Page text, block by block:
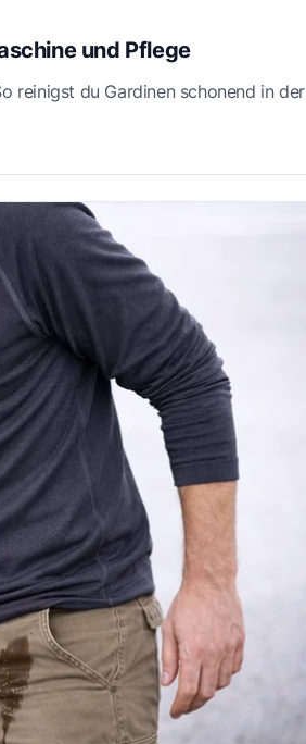
und Pflege
reinigst du Gardinen schonend in der